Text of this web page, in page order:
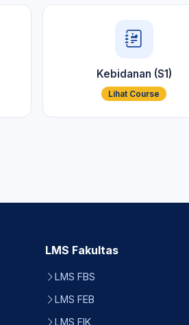
Kebidanan (S1)
Lihat Course
LMS Fakultas
LMS FBS
LMS FEB
LMS FIK